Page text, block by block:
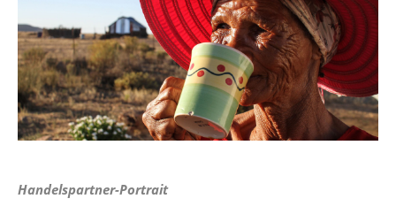
Handelspartner-Portrait